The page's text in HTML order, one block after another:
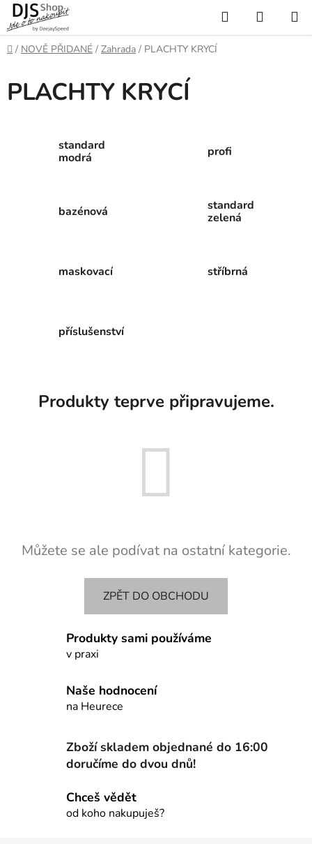
Přejít
na
obsah
Hledat
KOŠÍK
Domů
/ NOVĚ PŘIDANÉ / Zahrada / PLACHTY KRYCÍ
PLACHTY KRYCÍ
standard
modrá
profi
bazénová
standard
zelená
maskovací stříbrná
příslušenství
Produkty teprve připravujeme.
Můžete se ale podívat na ostatní kategorie.
ZPĚT DO OBCHODU
Produkty sami používáme
v praxi
Naše hodnocení
na Heurece
Zboží skladem objednané do 16:00
doručíme do dvou dnů!
Chceš vědět
od koho nakupuješ?